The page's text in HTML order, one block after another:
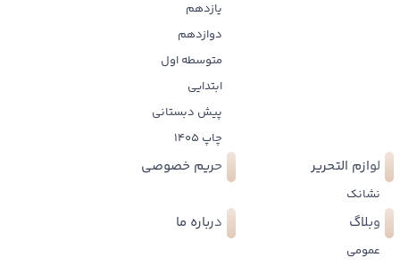
یازدهم
دوازدهم
متوسطه اول
ابتدایی
پیش دبستانی
چاپ 1405
لوازم التحریر
نشانک
حریم خصوصی
وبلاگ
عمومی
درباره ما